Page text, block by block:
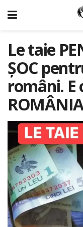
Le taie
ȘOC
români. E